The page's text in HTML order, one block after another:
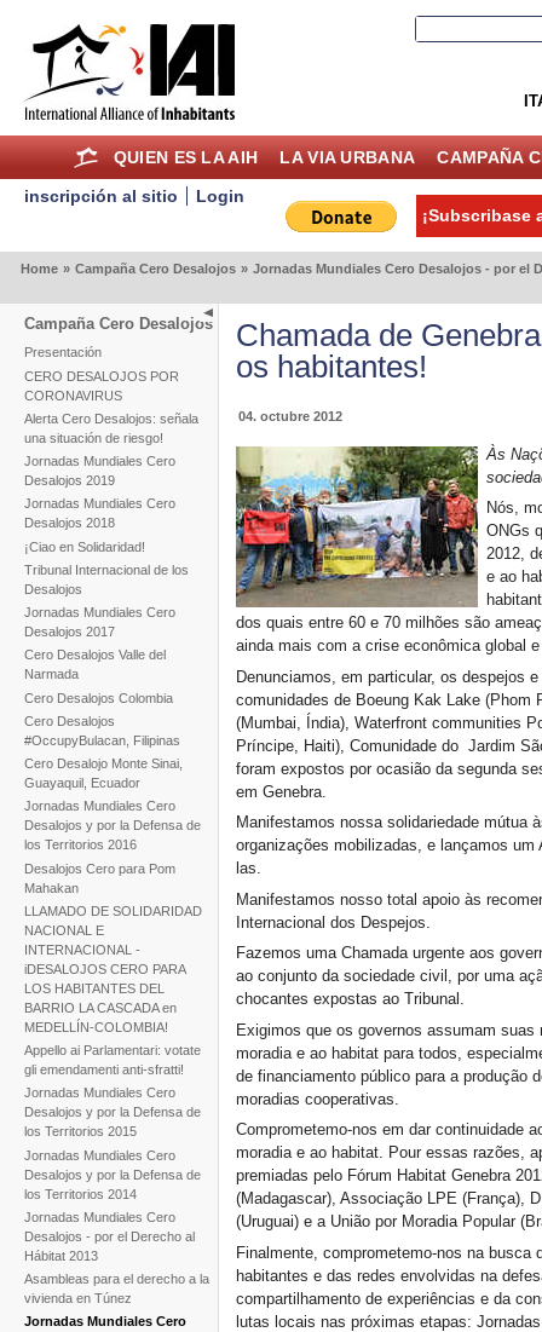
QUIEN ES LA AIH LA VIA URBANA CAMPAÑA
inscripción al sitio
Login
¡Subscribase
Home » Campaña Cero Desalojos » Jornadas Mundiales Cero Desalojos - por el
Campaña Cero Desalojos
Presentación
CERO DESALOJOS POR
CORONAVIRUS
Alerta Cero Desalojos: señala
una situación de riesgo!
Jornadas Mundiales Cero
Desalojos 2019
Jornadas Mundiales Cero
Desalojos 2018
¡Ciao en Solidaridad!
Tribunal Internacional de los
Desalojos
Jornadas Mundiales Cero
Desalojos 2017
Cero Desalojos Valle del
Narmada
Cero Desalojos Colombia
Cero Desalojos
#OccupyBulacan, Filipinas
Cero Desalojo Monte Sinai,
Guayaquil, Ecuador
Jornadas Mundiales Cero
Desalojos y por la Defensa de
los Territorios 2016
Desalojos Cero para Pom
Mahakan
LLAMADO DE SOLIDARIDAD
NACIONAL E
INTERNACIONAL -
iDESALOJOS CERO PARA
LOS HABITANTES DEL
BARRIO LA CASCADA en
MEDELLÍN-COLOMBIA!
Appello ai Parlamentari: votate
gli emendamenti anti-sfratti!
Jornadas Mundiales Cero
Desalojos y por la Defensa de
los Territorios 2015
Jornadas Mundiales Cero
Desalojos y por la Defensa de
los Territorios 2014
Jornadas Mundiales Cero
Desalojos - por el Derecho al
Hábitat 2013
Asambleas para el derecho a la
vivienda en Túnez
Jornadas Mundiales Cero
Chamada de
os habitantes!
04. octubre 2012
Às
Nós,
ONGs
2012,
e ao
dos quais entre 60 e 70 milhões são
ainda mais com a crise econômica global
Denunciamos, em particular, os despejos
comunidades de Boeung Kak Lake (Phom
(Mumbai, Índia), Waterfront communities
Príncipe, Haiti), Comunidade do Jardim
foram expostos por ocasião da segunda
em Genebra.
Manifestamos nossa solidariedade mútua
organizações mobilizadas, e lançamos um
las.
Manifestamos nosso total apoio às
Internacional dos Despejos.
Fazemos uma Chamada urgente aos
ao conjunto da sociedade civil, por uma
chocantes expostas ao Tribunal.
Exigimos que os governos assumam
moradia e ao habitat para todos,
de financiamento público para a produção
moradias cooperativas.
Comprometemo-nos em dar continuidade
moradia e ao habitat. Pour essas razões,
premiadas pelo Fórum Habitat Genebra
(Madagascar), Associação LPE (França),
(Uruguai) e a União por Moradia Popular
Finalmente, comprometemo-nos na
habitantes e das redes envolvidas na
compartilhamento de experiências e da
lutas locais nas próximas etapas: